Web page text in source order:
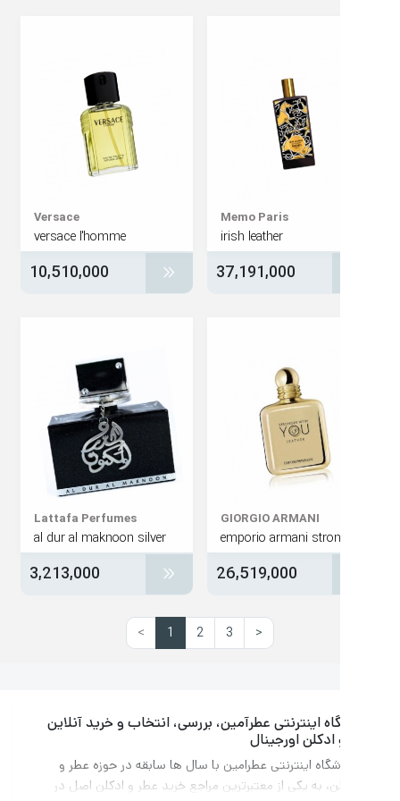
Memo Paris
irish leather
37,191,000
versace l'homme
10,510,000
GIORGIO ARMANI
26,519,000
Lattafa Perfumes
al dur al maknoon silver
3,213,000
> 1 2
اینترنتی عطرآمین، بررسی، انتخاب و خرید آنلاین
اورجینال
اینترنتی عطرامین با سال ها سابقه در حوزه عطر و
به یکی از معتبرترین مراجع خرید عطر و ادکلن اصل در